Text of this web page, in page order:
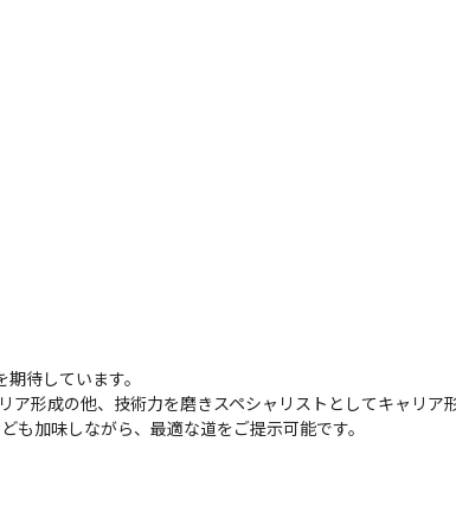
待しています。
形成の他、技術力を磨きスペシャリストとしてキャリア
加味しながら、最適な道をご提示可能です。